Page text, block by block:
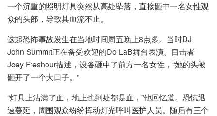
一个沉重的照明灯具突然从高处坠落，直接砸中一名女性观
众的头部，导致其血流不止。
这起恐怖事故发生在当地时间周五晚上8点多。当时DJ
John Summit正在备受欢迎的Do LaB舞台表演。目击者
Joey Freshour描述，设备砸中了前方一名女性，“她的头被
砸开了一个大口子。”
“灯具上沾满了血，地上也到处都是血，”他回忆道。恐慌迅
速蔓延，周围观众纷纷挥动灯光呼叫医护人员。随后有三个